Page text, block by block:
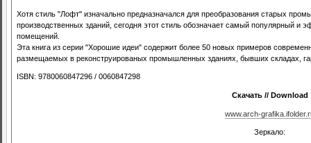
Хотя стиль "Лофт" изначально предназначался для преобразования старых
производственных зданий, сегодня этот стиль обозначает самый популярный
помещений.
Эта книга из серии "Хорошие идеи" содержит более 50 новых примеров
размещаемых в реконструированых промышленных зданиях, бывших складах,
ISBN: 9780060847296 / 0060847298
Скачать // Download
www.arch-
Зеркало: